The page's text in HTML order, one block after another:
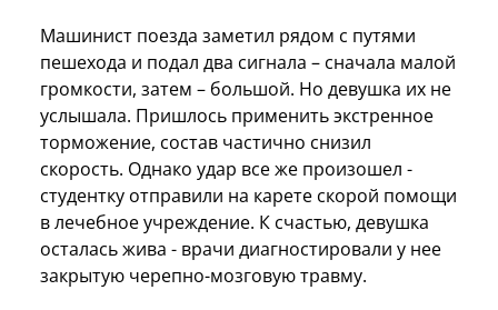
Машинист поезда заметил рядом с путями
пешехода и подал два сигнала – сначала малой
громкости, затем – большой. Но девушка их не
услышала. Пришлось применить экстренное
торможение, состав частично снизил
скорость. Однако удар все же произошел -
студентку отправили на карете скорой помощи
в лечебное учреждение. К счастью, девушка
осталась жива - врачи диагностировали у нее
закрытую черепно-мозговую травму.